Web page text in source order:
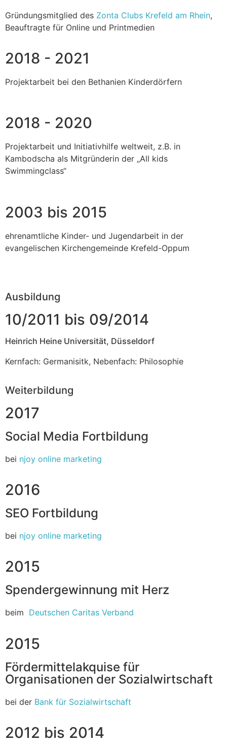
Gründungsmitglied des Zonta Clubs Krefeld am Rhein,
Beauftragte für Online und Printmedien
2018 - 2021
Projektarbeit bei den Bethanien Kinderdörfern
2018 - 2020
Projektarbeit und Initiativhilfe weltweit, z.B. in
Kambodscha als Mitgründerin der „All kids
Swimmingclass“
2003 bis 2015
ehrenamtliche Kinder- und Jugendarbeit in der
evangelischen Kirchengemeinde Krefeld-Oppum
Ausbildung
10/2011 bis 09/2014
Heinrich Heine Universität, Düsseldorf
Kernfach: Germanisitk, Nebenfach: Philosophie
Weiterbildung
2017
Social Media Fortbildung
bei njoy online marketing
2016
SEO Fortbildung
bei njoy online marketing
2015
Spendergewinnung mit Herz
beim Deutschen Caritas Verband
2015
Fördermittelakquise für
Organisationen der Sozialwirtschaft
bei der Bank für Sozialwirtschaft
2012 bis 2014